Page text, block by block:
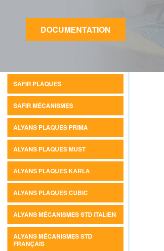
DOCUMENTATION
SAFIR PLAQUES
SAFIR MÉCANISMES
ALYANS PLAQUES PRIMA
ALYANS PLAQUES MUST
ALYANS PLAQUES KARLA
ALYANS PLAQUES CUBIC
ALYANS MÉCANISMES STD ITALIEN
ALYANS MÉCANISMES STD
FRANÇAIS